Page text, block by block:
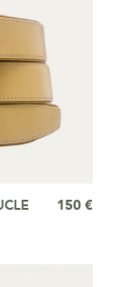
150 €